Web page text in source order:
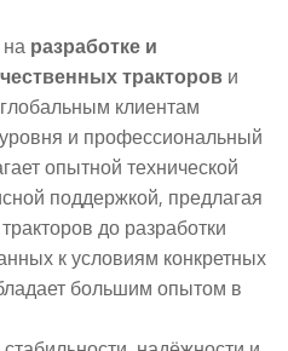
на разработке и
тракторов и
клиентам
и профессиональный
опытной технической
поддержкой, предлагая
до разработки
к условиям конкретных
большим опытом в